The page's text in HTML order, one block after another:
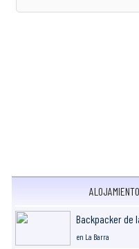
Backpacker de
en La Barra